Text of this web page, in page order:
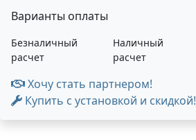
Варианты оплаты
Безналичный
расчет
Наличный
расчет
Хочу стать партнером!
Купить с установкой и скидкой!